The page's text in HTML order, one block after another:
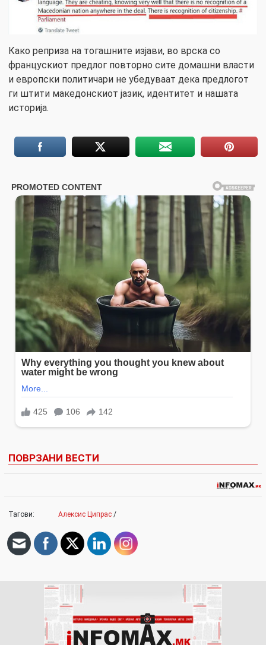
Како реприза на тогашните изјави, во врска со
францускиот предлог повторно сите домашни власти
и европски политичари не убедуваат дека предлогот
ги штити македонскиот јазик, идентитет и нашата
историја.
ПОВРЗАНИ ВЕСТИ
Тагови: Алексис Ципрас /